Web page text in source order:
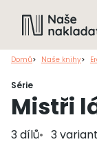
Domů Naše knihy
Série
Mistři
3 dílů 3 variant